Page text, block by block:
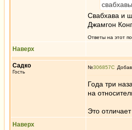
свабхавы.
Свабхава и
Джамгон
Ответы на этот
Наверх
Садко
Гость
№306857
Года три
на
Это
Наверх